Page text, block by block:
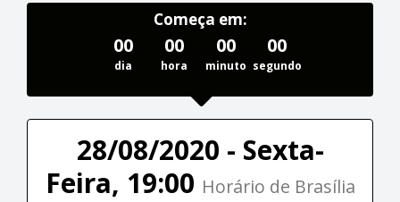
Começa em:
00
dia
00
hora
00
minuto
00
segundo
28/08/2020 - Sexta-
Feira, 19:00 Horário de Brasília